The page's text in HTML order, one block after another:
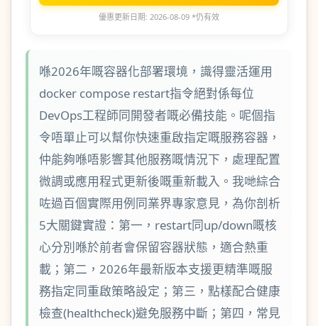
優惠更新日期: 2026-08-09 *仍有效
喺2026年嘅容器化部署環境，識得靈活運用
docker compose restart指令絕對係每位
DevOps工程師同開發者嘅必備技能。呢個指
令唔單止可以幫你快速重啟指定嘅服務容器，
仲能夠喺唔影響其他服務嘅情況下，處理配置
微調或應用程式更新後嘅重新載入。我哋綜合
咗過百個實際用例同業界專家意見，為你剖析
5大關鍵實證：第一，restart同up/down嘅核
心分別喺於前者會保留容器狀態，適合熱重
載；第二，2026年最新版本支援更精準嘅服
務指定同重啟策略設定；第三，點樣配合健康
檢查(healthcheck)避免服務中斷；第四，常見